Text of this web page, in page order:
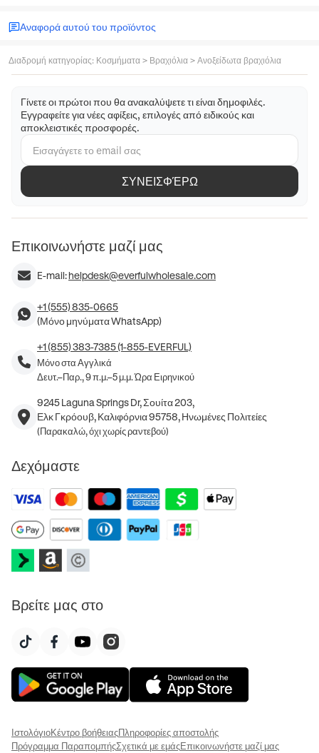
Αναφορά αυτού του προϊόντος
Διαδρομή κατηγορίας: Κοσμήματα > Βραχιόλια > Ανοξείδωτα βραχιόλια
Γίνετε οι πρώτοι που θα ανακαλύψετε τι είναι δημοφιλές.
Εγγραφείτε για νέες αφίξεις, επιλογές από ειδικούς και
αποκλειστικές προσφορές.
ΣΥΝΕΙΣΦΈΡΩ
Επικοινωνήστε μαζί μας
E-mail:helpdesk@everfulwholesale.com
+1 (555) 835-0665
(Μόνο μηνύματα WhatsApp)
+1 (855) 383-7385 (1-855-EVERFUL)
Μόνο στα Αγγλικά
Δευτ.–Παρ., 9 π.μ.–5 μ.μ. Ώρα Ειρηνικού
9245 Laguna Springs Dr, Σουίτα 203,
Ελκ Γκρόουβ, Καλιφόρνια 95758, Ηνωμένες Πολιτείες
(Παρακαλώ, όχι χωρίς ραντεβού)
Δεχόμαστε
Βρείτε μας στο
ΙστολόγιοΚέντρο βοήθειαςΠληροφορίες αποστολής
Πρόγραμμα ΠαραπομπήςΣχετικά με εμάςΕπικοινωνήστε μαζί μας